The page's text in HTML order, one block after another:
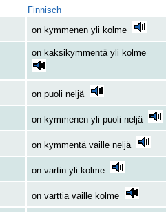
Finnisch
on kymmenen yli kolme
on kaksikymmentä yli kolme
on puoli neljä
on kymmenen yli puoli neljä
on kymmentä vaille neljä
on vartin yli kolme
on varttia vaille kolme